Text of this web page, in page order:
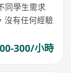
同學生需求
沒有任何經驗
300/小時